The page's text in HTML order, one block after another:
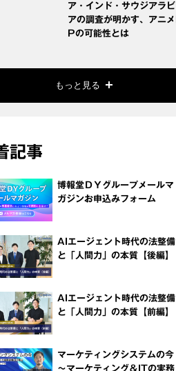
ア・インド・サウジアラビ
アの調査が明かす、アニメI
Pの可能性とは
もっと見る
記事
博報堂ＤＹグループメールマ
ガジンお申込みフォーム
AIエージェント時代の法整備
と「人間力」の本質【後編】
AIエージェント時代の法整備
と「人間力」の本質【前編】
マーケティングシステムの今
～マーケティング＆ITの実務